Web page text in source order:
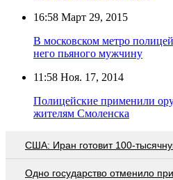
16:58 Март 29, 2015
В московском метро
него пьяного мужчину
11:58 Ноя. 17, 2014
Полицейские применили
жителям Смоленска
США: Иран готовит 100-
Одно государство отменило